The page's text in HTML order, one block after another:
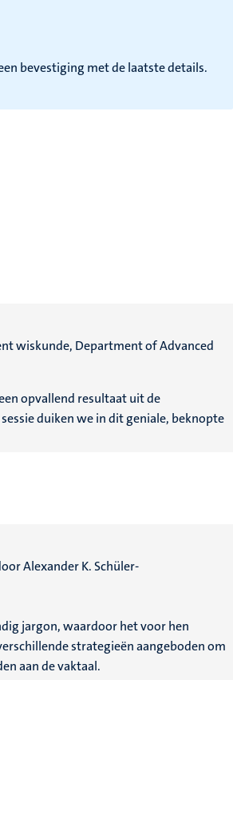
bevestiging met de laatste details.
wiskunde, Department of Advanced
opvallend resultaat uit de
duiken we in dit geniale, beknopte
Alexander K. Schüler-
jargon, waardoor het voor hen
strategieën aangeboden om
aan de vaktaal.